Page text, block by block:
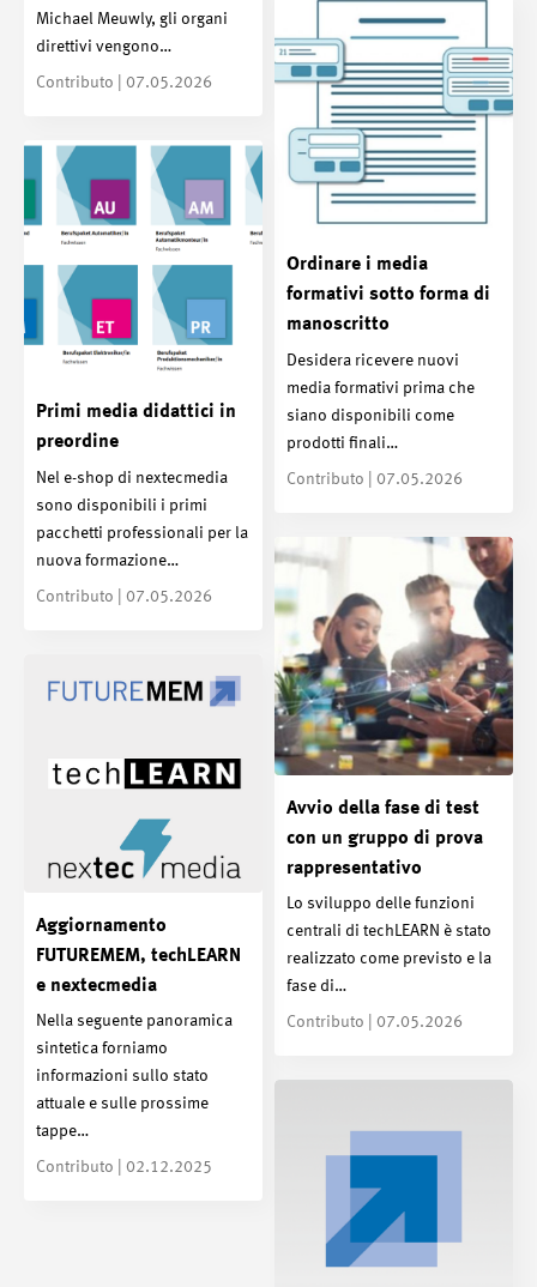
Michael Meuwly, gli organi
direttivi vengono…
Contributo | 07.05.2026
Ordinare i media
formativi sotto forma di
manoscritto
Desidera ricevere nuovi
media formativi prima che
siano disponibili come
prodotti finali…
Contributo | 07.05.2026
Primi media didattici in
preordine
Nel e-shop di nextecmedia
sono disponibili i primi
pacchetti professionali per la
nuova formazione…
Contributo | 07.05.2026
Avvio della fase di test
con un gruppo di prova
rappresentativo
Lo sviluppo delle funzioni
centrali di techLEARN è stato
realizzato come previsto e la
fase di…
Contributo | 07.05.2026
Aggiornamento
FUTUREMEM, techLEARN
e nextecmedia
Nella seguente panoramica
sintetica forniamo
informazioni sullo stato
attuale e sulle prossime
tappe…
Contributo | 02.12.2025